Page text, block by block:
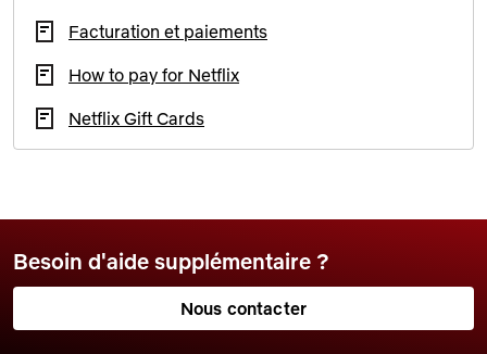
Facturation et paiements
How to pay for Netflix
Netflix Gift Cards
Besoin d'aide supplémentaire ?
Nous contacter